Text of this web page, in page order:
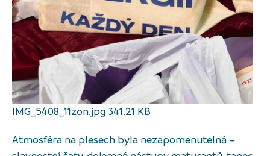
IMG_5408_11zon.jpg 341.21 KB
Atmosféra na plesech byla nezapomenutelná –